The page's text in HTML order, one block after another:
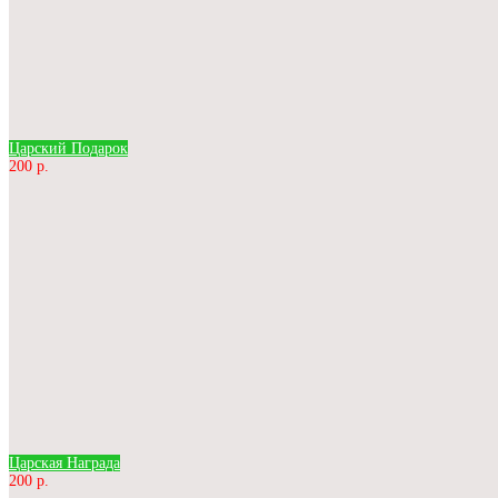
Царский Подарок
200 р.
Царская Награда
200 р.